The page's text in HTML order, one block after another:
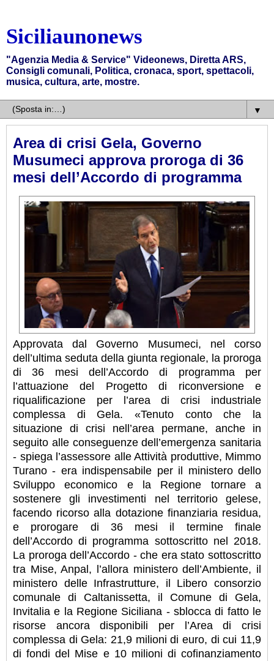
Siciliaunonews
"Agenzia Media & Service" Videonews, Diretta ARS,
Consigli comunali, Politica, cronaca, sport, spettacoli,
musica, cultura, arte, mostre.
▼
Area di crisi Gela, Governo
Musumeci approva proroga di 36
mesi dell’Accordo di programma
Approvata dal Governo Musumeci, nel corso
dell’ultima seduta della giunta regionale, la proroga
di 36 mesi dell’Accordo di programma per
l’attuazione del Progetto di riconversione e
riqualificazione per l’area di crisi industriale
complessa di Gela. «Tenuto conto che la
situazione di crisi nell’area permane, anche in
seguito alle conseguenze dell’emergenza sanitaria
- spiega l’assessore alle Attività produttive, Mimmo
Turano - era indispensabile per il ministero dello
Sviluppo economico e la Regione tornare a
sostenere gli investimenti nel territorio gelese,
facendo ricorso alla dotazione finanziaria residua,
e prorogare di 36 mesi il termine finale
dell’Accordo di programma sottoscritto nel 2018.
La proroga dell’Accordo - che era stato sottoscritto
tra Mise, Anpal, l’allora ministero dell’Ambiente, il
ministero delle Infrastrutture, il Libero consorzio
comunale di Caltanissetta, il Comune di Gela,
Invitalia e la Regione Siciliana - sblocca di fatto le
risorse ancora disponibili per l’Area di crisi
complessa di Gela: 21,9 milioni di euro, di cui 11,9
di fondi del Mise e 10 milioni di cofinanziamento